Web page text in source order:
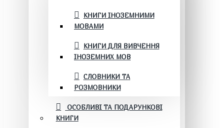
КНИГИ ІНОЗЕМНИМИ
МОВАМИ
КНИГИ ДЛЯ ВИВЧЕННЯ
ІНОЗЕМНИХ МОВ
СЛОВНИКИ ТА
РОЗМОВНИКИ
ОСОБЛИВІ ТА ПОДАРУНКОВІ
КНИГИ